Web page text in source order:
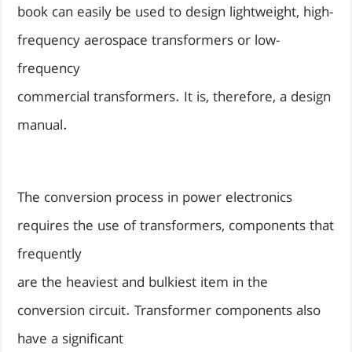
book can easily be used to design lightweight, high-
frequency aerospace transformers or low-
frequency
commercial transformers. It is, therefore, a design
manual.
The conversion process in power electronics
requires the use of transformers, components that
frequently
are the heaviest and bulkiest item in the
conversion circuit. Transformer components also
have a significant